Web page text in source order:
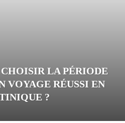
LA PÉRIODE
VOYAGE RÉUSSI EN
?